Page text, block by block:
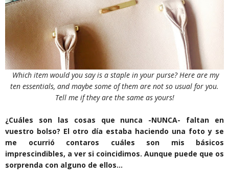
Which item would you say is a staple in your purse? Here are my
ten essentials, and maybe some of them are not so usual for you.
Tell me if they are the same as yours!
¿Cuáles son las cosas que nunca -NUNCA- faltan en
vuestro bolso? El otro día estaba haciendo una foto y se
me ocurrió contaros cuáles son mis básicos
imprescindibles, a ver si coincidimos. Aunque puede que os
sorprenda con alguno de ellos...